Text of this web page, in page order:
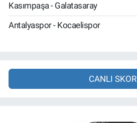
Kasımpaşa - Galatasaray
Antalyaspor - Kocaelispor
CANLI SKOR